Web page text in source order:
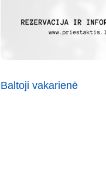
Baltoji vakarienė